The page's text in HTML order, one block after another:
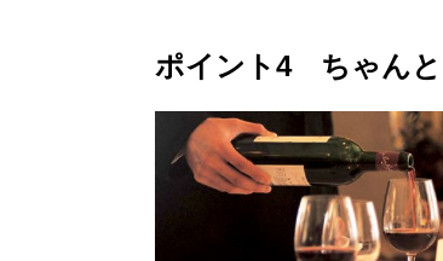
ポイント4 ちゃんと